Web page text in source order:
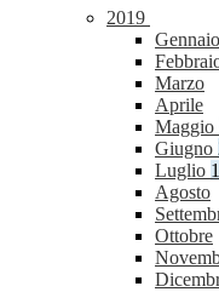
2019
Gennaio
Marzo
Aprile
Maggio
Giugno
Luglio 1
Agosto
Ottobre